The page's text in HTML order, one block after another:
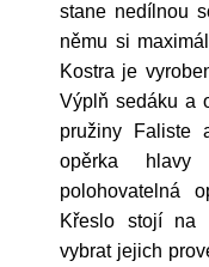
stane nedílnou
němu si
Kostra je
Výplň sedáku a
pružiny Faliste
opěrka
polohovatelná
Křeslo stojí na
vybrat jejich